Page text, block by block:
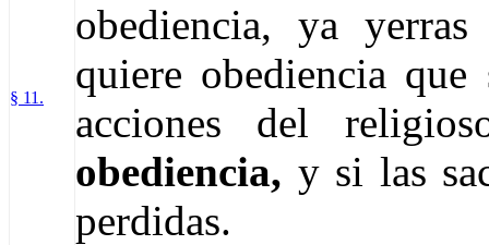
§ 11.
obediencia, ya
quiere obediencia
acciones del
obediencia, y si las
perdidas.